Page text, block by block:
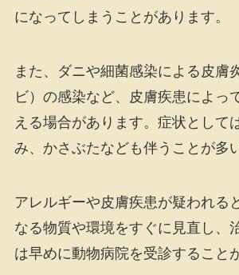
になってしまうことがあります。
また、ダニや細菌感染による皮膚
ビ）の感染など、皮膚疾患によっ
える場合があります。症状として
み、かさぶたなども伴うことが多
アレルギーや皮膚疾患が疑われる
なる物質や環境をすぐに見直し、
は早めに動物病院を受診すること